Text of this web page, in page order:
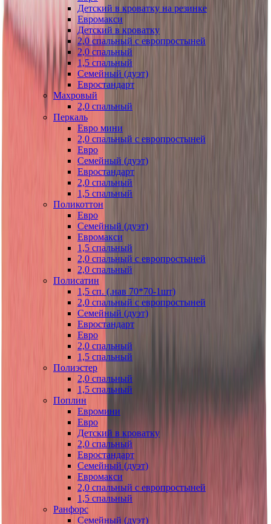
Детский в кроватку на резинке
Евромакси
Детский в кроватку
2,0 спальный с европростыней
2,0 спальный
1,5 спальный
Семейный (дуэт)
Евростандарт
Махровый
2,0 спальный
Перкаль
Евро мини
2,0 спальный с европростыней
Евро
Семейный (дуэт)
Евростандарт
2,0 спальный
1,5 спальный
Поликоттон
Евро
Семейный (дуэт)
Евромакси
1,5 спальный
2,0 спальный с европростыней
2,0 спальный
Полисатин
1,5 сп. (.нав 70*70-1шт)
2,0 спальный с европростыней
Семейный (дуэт)
Евростандарт
Евро
2,0 спальный
1,5 спальный
Полиэстер
2,0 спальный
1,5 спальный
Поплин
Евромини
Евро
Детский в кроватку
2,0 спальный
Евростандарт
Семейный (дуэт)
Евромакси
2,0 спальный с европростыней
1,5 спальный
Ранфорс
Семейный (дуэт)